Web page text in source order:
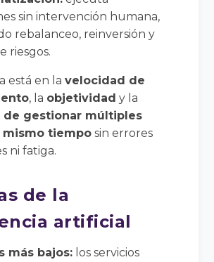
sin intervención humana,
rebalanceo, reinversión y
riesgos.
está en lavelocidad de
, la objetividad y la
de gestionar múltiples
mismo tiempo sin errores
ni fatiga.
de la
artificial
más bajos: los servicios